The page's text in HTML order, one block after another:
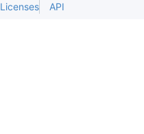
Licenses API